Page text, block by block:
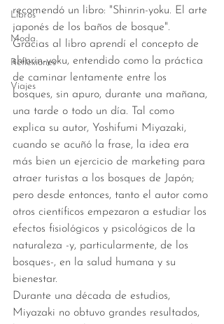
Libros
Moda
Reflexiones
Viajes
recomendó un libro: "Shinrin-yoku. El arte
japonés de los baños de bosque".
Gracias al libro aprendí el concepto de
shinrin-yoku, entendido como la práctica
de caminar lentamente entre los
bosques, sin apuro, durante una mañana,
una tarde o todo un día. Tal como
explica su autor, Yoshifumi Miyazaki,
cuando se acuñó la frase, la idea era
más bien un ejercicio de marketing para
atraer turistas a los bosques de Japón;
pero desde entonces, tanto el autor como
otros científicos empezaron a estudiar los
efectos fisiológicos y psicológicos de la
naturaleza -y, particularmente, de los
bosques-, en la salud humana y su
bienestar.
Durante una década de estudios,
Miyazaki no obtuvo grandes resultados,